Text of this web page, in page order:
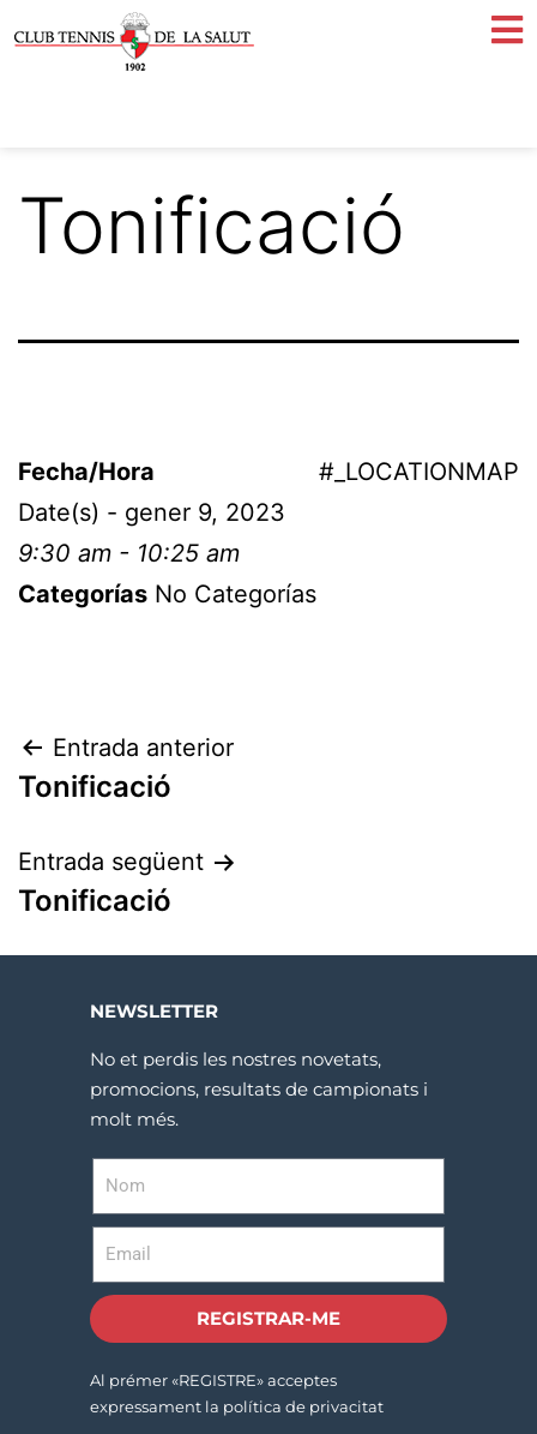
Tonificació
#_LOCATIONMAP
Fecha/Hora
Date(s) - gener 9, 2023
9:30 am - 10:25 am
Categorías No Categorías
Entrada anterior
Tonificació
Entrada següent
Tonificació
NEWSLETTER
No et perdis les nostres novetats,
promocions, resultats de campionats i
molt més.
REGISTRAR-ME
Al prémer «REGISTRE» acceptes
expressament la política de privacitat